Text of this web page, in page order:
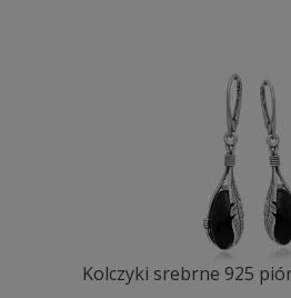
Kolczyki srebrne 925